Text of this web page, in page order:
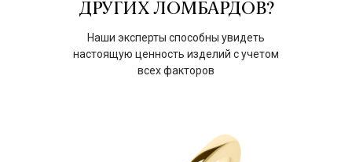
ДРУГИХ ЛОМБАРДОВ?
Наши эксперты способны увидеть
настоящую ценность изделий с учетом
всех факторов